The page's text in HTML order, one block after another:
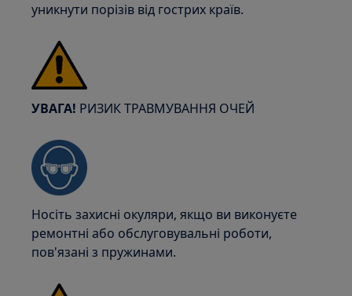
уникнути порізів від гострих країв.
УВАГА! РИЗИК ТРАВМУВАННЯ ОЧЕЙ
Носіть захисні окуляри, якщо ви виконуєте
ремонтні або обслуговувальні роботи,
пов'язані з пружинами.